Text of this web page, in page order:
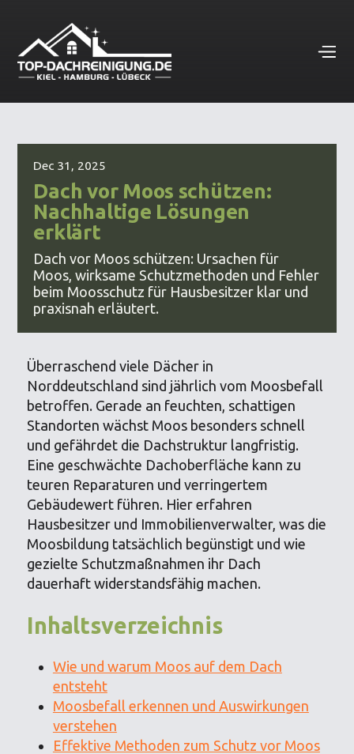
Dec 31, 2025
Dach vor Moos schützen:
Nachhaltige Lösungen
erklärt
Dach vor Moos schützen: Ursachen für
Moos, wirksame Schutzmethoden und Fehler
beim Moosschutz für Hausbesitzer klar und
praxisnah erläutert.
Überraschend viele Dächer in
Norddeutschland sind jährlich vom Moosbefall
betroffen. Gerade an feuchten, schattigen
Standorten wächst Moos besonders schnell
und gefährdet die Dachstruktur langfristig.
Eine geschwächte Dachoberfläche kann zu
teuren Reparaturen und verringertem
Gebäudewert führen. Hier erfahren
Hausbesitzer und Immobilienverwalter, was die
Moosbildung tatsächlich begünstigt und wie
gezielte Schutzmaßnahmen ihr Dach
dauerhaft widerstandsfähig machen.
Inhaltsverzeichnis
Wie und warum Moos auf dem Dach
entsteht
Moosbefall erkennen und Auswirkungen
verstehen
Effektive Methoden zum Schutz vor Moos